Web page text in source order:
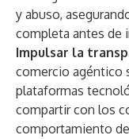
y abuso,
completa antes de
Impulsar la
comercio agéntico
plataformas
compartir con los
comportamiento